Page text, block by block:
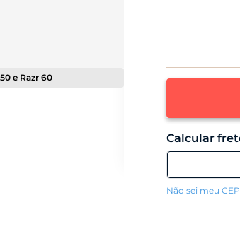
e Razr 60
Não sei meu CEP